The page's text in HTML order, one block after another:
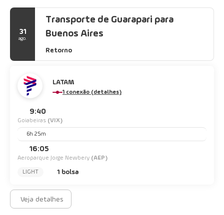
31
ago.
Transporte de Guarapari para
Buenos Aires
Retorno
LATAM
1 conexão (detalhes)
9:40
Goiabeiras (VIX)
6h 25m
16:05
Aeroparque Jorge Newbery (AEP)
LIGHT 1 bolsa
Veja detalhes